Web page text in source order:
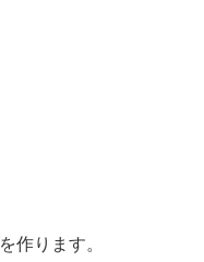
を作ります。